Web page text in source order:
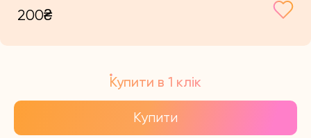
200₴
Купити в 1 клік
Купити